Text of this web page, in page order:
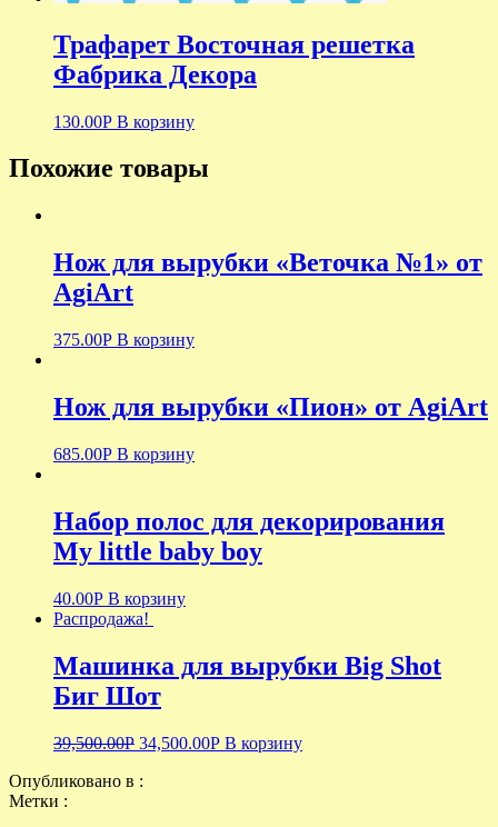
Трафарет Восточная решетка
Фабрика Декора
130.00Р В корзину
Похожие товары
Нож для вырубки «Веточка №1» от
AgiArt
375.00Р В корзину
Нож для вырубки «Пион» от AgiArt
685.00Р В корзину
Набор полос для декорирования
My little baby boy
40.00Р В корзину
Распродажа!
Машинка для вырубки Big Shot
Биг Шот
39,500.00Р 34,500.00Р В корзину
Опубликовано в :
Метки :